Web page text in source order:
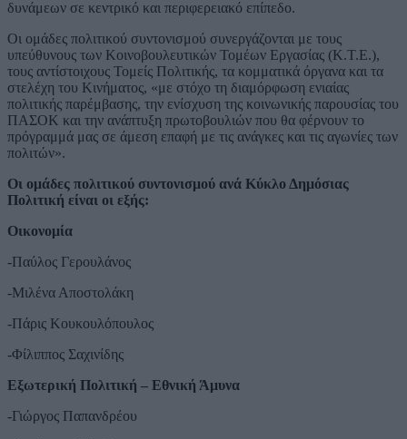
δυνάμεων σε κεντρικό και περιφερειακό επίπεδο.
Οι ομάδες πολιτικού συντονισμού συνεργάζονται με τους
υπεύθυνους των Κοινοβουλευτικών Τομέων Εργασίας (Κ.Τ.Ε.),
τους αντίστοιχους Τομείς Πολιτικής, τα κομματικά όργανα και τα
στελέχη του Κινήματος, «με στόχο τη διαμόρφωση ενιαίας
πολιτικής παρέμβασης, την ενίσχυση της κοινωνικής παρουσίας του
ΠΑΣΟΚ και την ανάπτυξη πρωτοβουλιών που θα φέρνουν το
πρόγραμμά μας σε άμεση επαφή με τις ανάγκες και τις αγωνίες των
πολιτών».
Οι ομάδες πολιτικού συντονισμού ανά Κύκλο Δημόσιας
Πολιτική είναι οι εξής:
Οικονομία
-Παύλος Γερουλάνος
-Μιλένα Αποστολάκη
-Πάρις Κουκουλόπουλος
-Φίλιππος Σαχινίδης
Εξωτερική Πολιτική – Εθνική Άμυνα
-Γιώργος Παπανδρέου